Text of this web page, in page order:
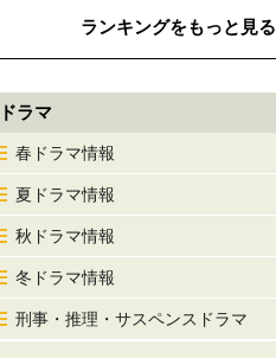
ランキングをもっと見る
ドラマ
春ドラマ情報
夏ドラマ情報
秋ドラマ情報
冬ドラマ情報
刑事・推理・サスペンスドラマ